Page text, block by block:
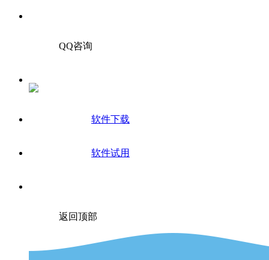
QQ咨询
软件下载
软件试用
返回顶部